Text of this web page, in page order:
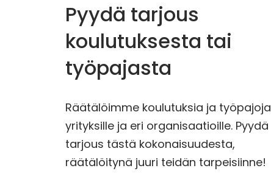
Pyydä tarjous
koulutuksesta tai
työpajasta
Räätälöimme koulutuksia ja työpajoja
yrityksille ja eri organisaatioille. Pyydä
tarjous tästä kokonaisuudesta,
räätälöitynä juuri teidän tarpeisiinne!